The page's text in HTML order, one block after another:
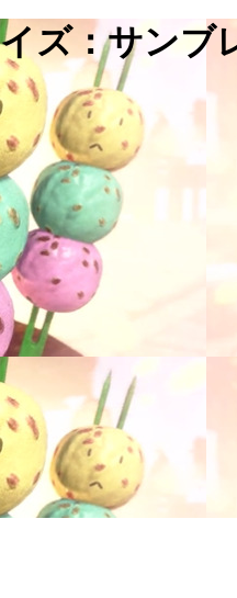
ズ：サンブ